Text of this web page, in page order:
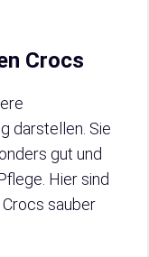
Crocs
darstellen. Sie
gut und
Hier sind
sauber